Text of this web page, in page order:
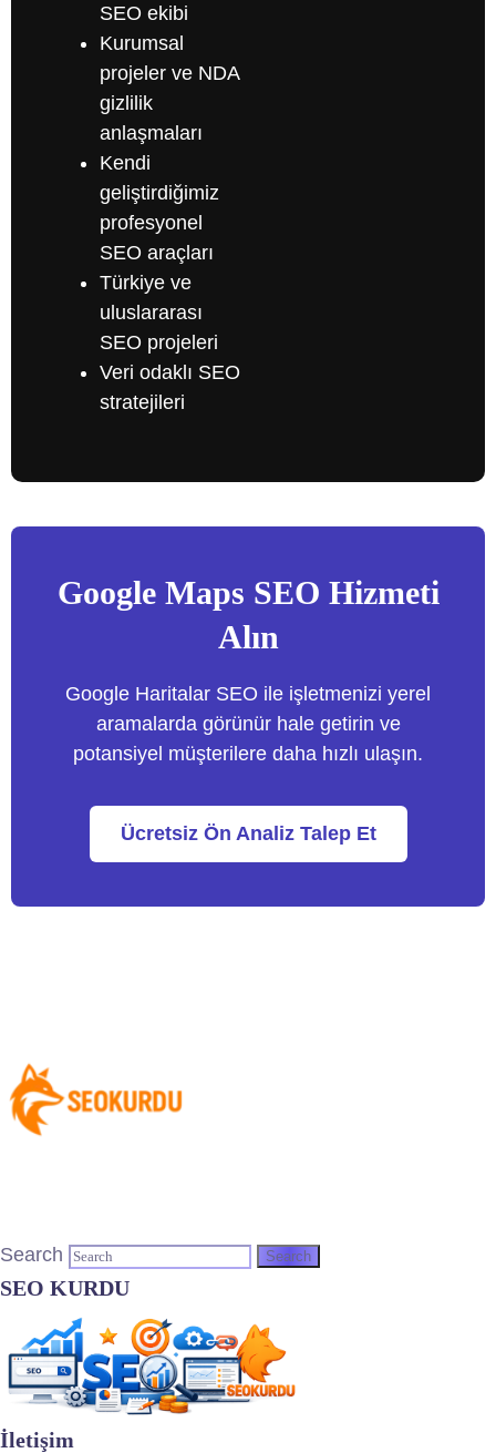
SEO ekibi
Kurumsal
projeler ve NDA
gizlilik
anlaşmaları
Kendi
geliştirdiğimiz
profesyonel
SEO araçları
Türkiye ve
uluslararası
SEO projeleri
Veri odaklı SEO
stratejileri
Google Maps SEO Hizmeti
Alın
Google Haritalar SEO ile işletmenizi yerel
aramalarda görünür hale getirin ve
potansiyel müşterilere daha hızlı ulaşın.
Ücretsiz Ön Analiz Talep Et
Search
SEO KURDU
İletişim